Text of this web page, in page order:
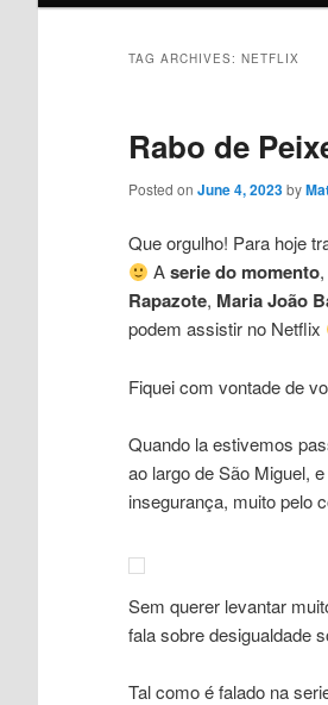
TAG ARCHIVES: NETFLIX
Rabo de
Posted on June 4, 2023by
Que orgulho! Para hoje
Aserie do momento
Rapazote, Maria João
podem assistir no Netflix
Fiquei com vontade de
Quando la estivemos
ao largo de São Miguel,
insegurança, muito pelo
Sem querer levantar
fala sobre desigualdade
Tal como é falado na